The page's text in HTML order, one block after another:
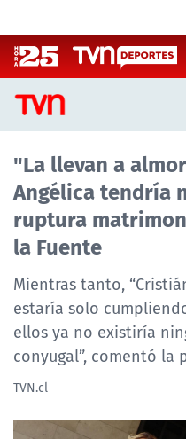
CASTING MASTERCHEF
CASTING TVN VERTICAL
TVN VERTICAL
TVN PLAY
PROGRAMAS
NTV
"La llevan a
Angélica tendría
ruptura
la Fuente
Mientras tanto,
estaría solo
ellos ya no existiría
conyugal”, comentó la
TVN.cl